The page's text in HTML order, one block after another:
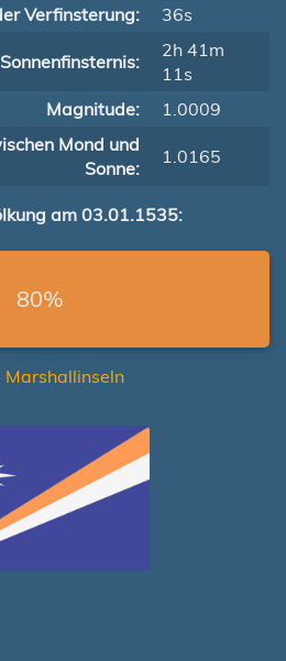
Verfinsterung:
36s
2h 41m
11s
Magnitude:
1.0009
Mond und
Sonne:
1.0165
am 03.01.1535:
80%
Marshallinseln